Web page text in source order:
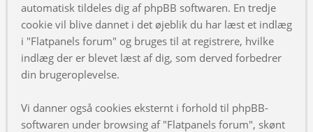
automatisk tildeles dig af phpBB softwaren. En tredje
cookie vil blive dannet i det øjeblik du har læst et indlæg
i "Flatpanels forum" og bruges til at registrere, hvilke
indlæg der er blevet læst af dig, som derved forbedrer
din brugeroplevelse.
Vi danner også cookies eksternt i forhold til phpBB-
softwaren under browsing af "Flatpanels forum", skønt